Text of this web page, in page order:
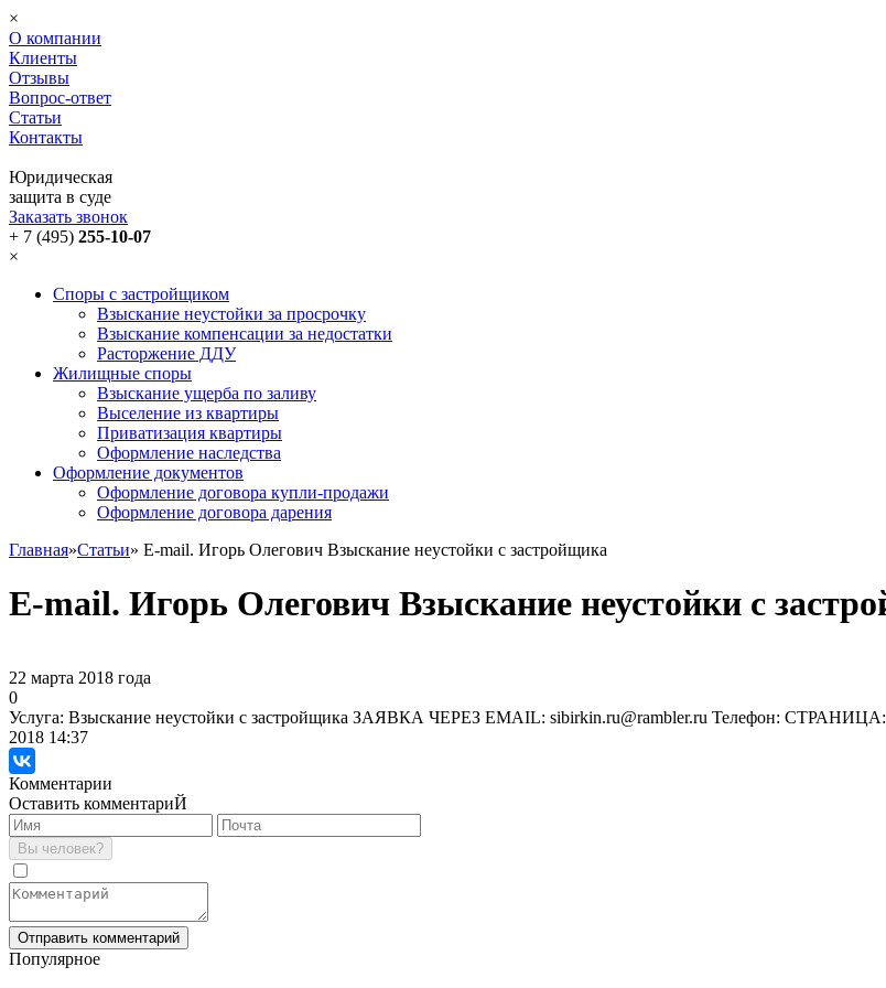
×
О компании
Клиенты
Отзывы
Вопрос-ответ
Статьи
Контакты
Юридическая
защита в суде
Заказать звонок
+ 7 (495) 255-10-07
×
Споры с застройщиком
Взыскание неустойки за просрочку
Взыскание компенсации за недостатки
Расторжение ДДУ
Жилищные споры
Взыскание ущерба по заливу
Выселение из квартиры
Приватизация квартиры
Оформление наследства
Оформление документов
Оформление договора купли-продажи
Оформление договора дарения
Главная»Статьи» E-mail. Игорь Олегович Взыскание неустойки с застройщика
E-mail. Игорь Олегович Взыскание неустойки с
22 марта 2018 года
0
Услуга: Взыскание неустойки с застройщика ЗАЯВКА ЧЕРЕЗ EMAIL: sibirkin.ru@rambler.ru Телефон:
2018 14:37
Комментарии
Оставить комментариЙ
Популярное